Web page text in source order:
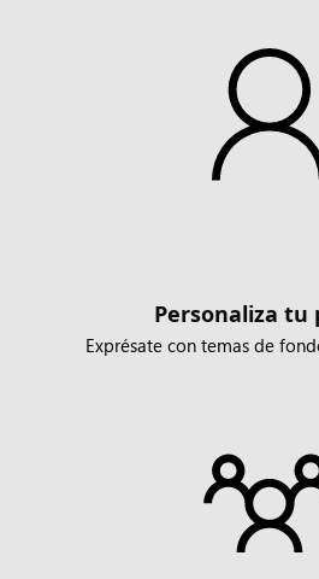
Personaliza tu
Exprésate con temas de